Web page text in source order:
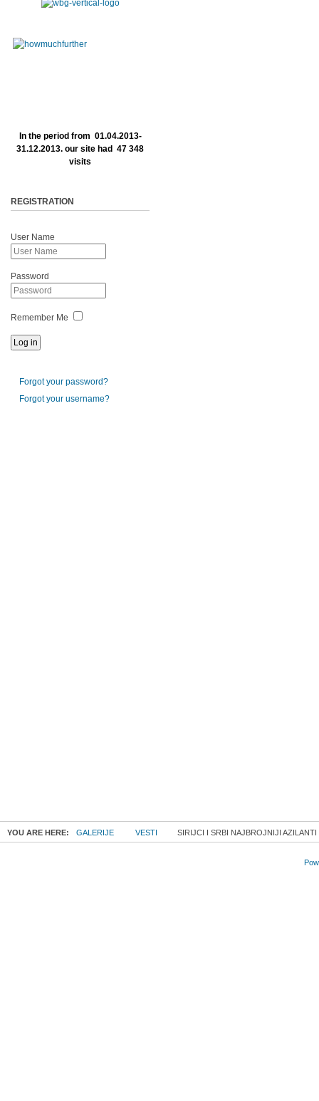
In the period from 01.04.2013-
31.12.2013. our site had 47 348
visits
REGISTRATION
User Name
Password
Remember Me
Forgot your password?
Forgot your username?
YOU ARE HERE: GALERIJE VESTI SIRIJCI I SRBI NAJBROJNIJI AZILANTI